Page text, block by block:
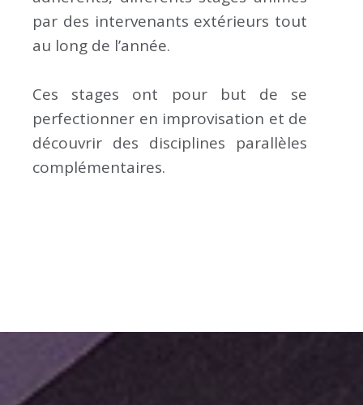
par des intervenants extérieurs tout
au long de l’année.
Ces stages ont pour but de se
perfectionner en improvisation et de
découvrir des disciplines parallèles
complémentaires.